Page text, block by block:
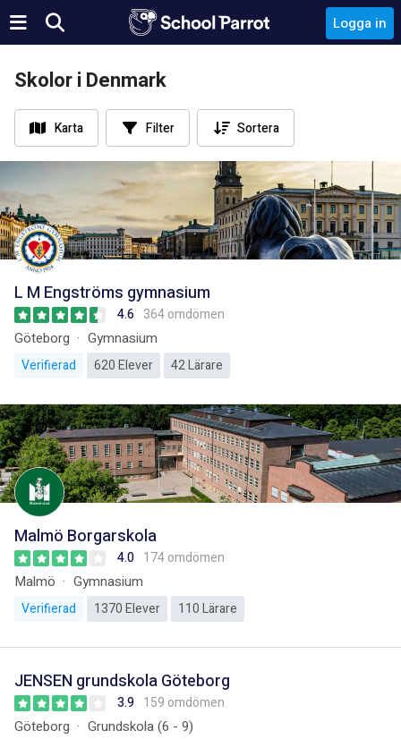
Logga in
Skolor i Denmark
Karta Filter Sortera
L M Engströms gymnasium
4.6 364 omdömen
Göteborg Gymnasium
Verifierad 620 Elever 42 Lärare
Malmö Borgarskola
4.0 174 omdömen
Malmö Gymnasium
Verifierad 1370 Elever 110 Lärare
JENSEN grundskola Göteborg
3.9 159 omdömen
Göteborg Grundskola (6 - 9)